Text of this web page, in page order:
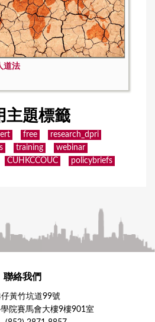
道法
主題標籤
free
research_dpri
training
webinar
CUHKCCOUC policybriefs
聯絡我們
黃竹坑道99號
院賽馬會大樓9樓901室